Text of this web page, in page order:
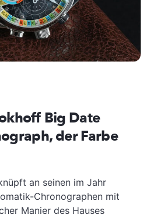
Big Date
der Farbe
an seinen im Jahr
Chronographen mit
Manier des Hauses